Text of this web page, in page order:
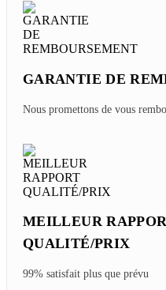
GARANTIE DE
Nous promettons de vous
MEILLEUR
QUALITÉ/PRIX
99% satisfait plus que prévu